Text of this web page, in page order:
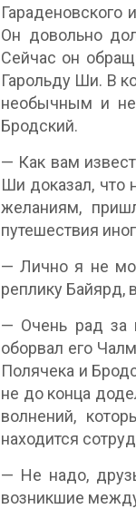
Гараденовского
Он довольно
Сейчас он
Гарольду Ши. В
необычным и
Бродский.
— Как вам
Ши доказал, что
желаниям,
путешествия
— Лично я не
реплику
— Очень рад за
оборвал его
Полячека и
не до конца
волнений,
находится
— Не надо,
возникшие